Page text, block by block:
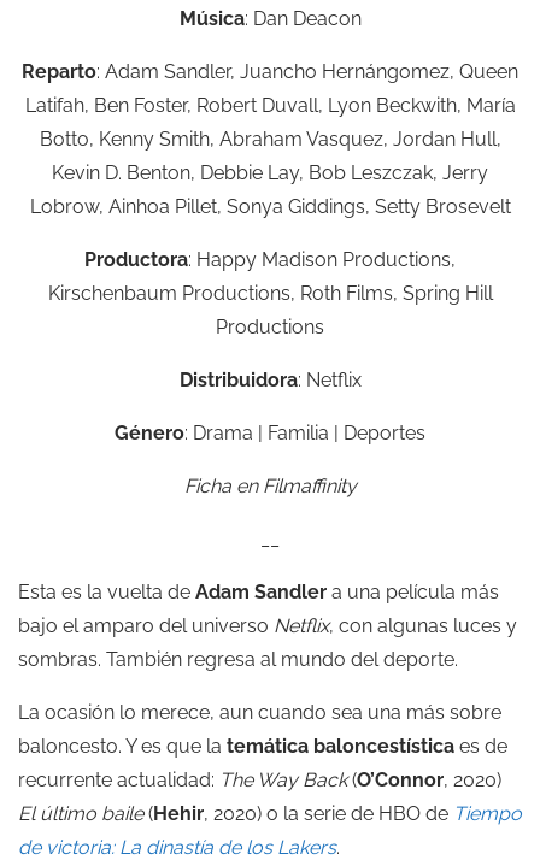
Música: Dan Deacon
Reparto: Adam Sandler, Juancho Hernángomez, Queen
Latifah, Ben Foster, Robert Duvall, Lyon Beckwith, María
Botto, Kenny Smith, Abraham Vasquez, Jordan Hull,
Kevin D. Benton, Debbie Lay, Bob Leszczak, Jerry
Lobrow, Ainhoa Pillet, Sonya Giddings, Setty Brosevelt
Productora: Happy Madison Productions,
Kirschenbaum Productions, Roth Films, Spring Hill
Productions
Distribuidora: Netflix
Género: Drama | Familia | Deportes
Ficha en Filmaffinity
Esta es la vuelta de Adam Sandler a una película más
bajo el amparo del universo Netflix, con algunas luces y
sombras. También regresa al mundo del deporte.
La ocasión lo merece, aun cuando sea una más sobre
baloncesto. Y es que la temática baloncestística es de
recurrente actualidad: The Way Back(O’Connor, 2020)
El último baile(Hehir, 2020) o la serie de HBO de Tiempo
de victoria: La dinastía de los Lakers.